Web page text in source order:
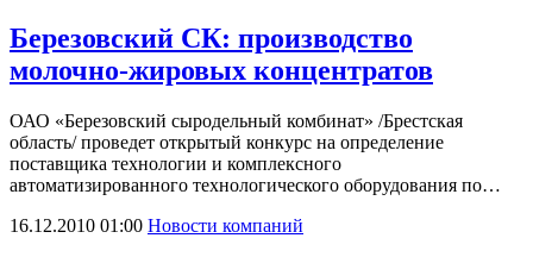
Березовский СК: производство
молочно-жировых концентратов
ОАО «Березовский сыродельный комбинат» /Брестская
область/ проведет открытый конкурс на определение
поставщика технологии и комплексного
автоматизированного технологического оборудования по…
16.12.2010 01:00 Новости компаний